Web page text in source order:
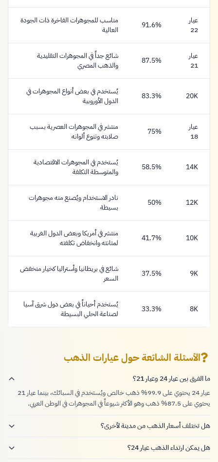
عيار
22
91.6%
مناسب للمجوهرات الفاخرة ذات الجودة
العالية
عيار
21
87.5%
شائع جداً في المجوهرات التقليدية
والذهب المصري
20K
83.3%
يُستخدم في بعض أنواع المجوهرات في
الدول الأوروبية
عيار
18
75%
منتشر في المجوهرات العصرية بسبب
صلابته وتنوع ألوانه
14K
58.5%
يُستخدم في المجوهرات الاقتصادية
والمتوسطة التكلفة
12K
50%
نادر الاستخدام ويُصنع منه مجوهرات
بسيطة
10K
41.7%
منتشر في أمريكا وبعض الدول الغربية
لمتانته وانخفاض تكلفته
9K
37.5%
شائع في بريطانيا وأستراليا كخيار منخفض
السعر
8K
33.3%
يُستخدم أحياناً في بعض دول شرق آسيا
لصناعة الحلي البسيطة
الأسئلة الشائعة حول عيارات الذهب
ما الفرق بين عيار 24 وعيار 21؟
عيار 24 يحتوي على 99.9% ذهب خالص ويُستخدم في السبائك، بينما عيار 21
يحتوي على 87.5% ذهب وهو الأكثر شيوعاً في المجوهرات في الوطن العربي.
هل تختلف أسعار الذهب من مدينة لأخرى؟
هل يمكن ارتداء الذهب عيار 24؟